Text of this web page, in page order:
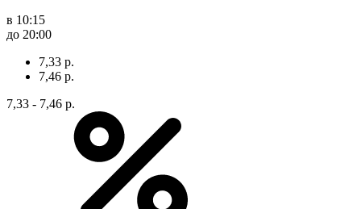
в 10:15
до 20:00
7,33 р.
7,46 р.
7,33 - 7,46 р.